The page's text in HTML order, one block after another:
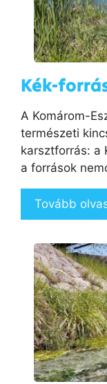
Kék-
A Komárom-
természeti
karsztforrás: a
a források
Tovább